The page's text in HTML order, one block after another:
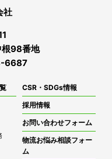
社
根98番地
6687
CSR・SDGs情報
採用情報
お問い合わせフォーム
物流お悩み相談フォー
ム